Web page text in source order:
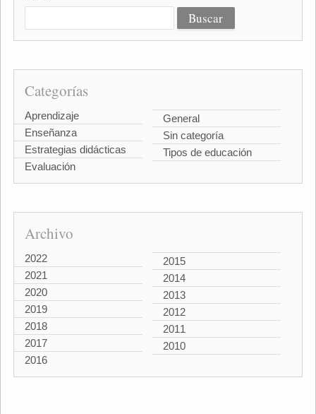
Categorías
Aprendizaje
Enseñanza
Estrategias didácticas
Evaluación
General
Sin categoría
Tipos de educación
Archivo
2022
2021
2020
2019
2018
2017
2016
2015
2014
2013
2012
2011
2010